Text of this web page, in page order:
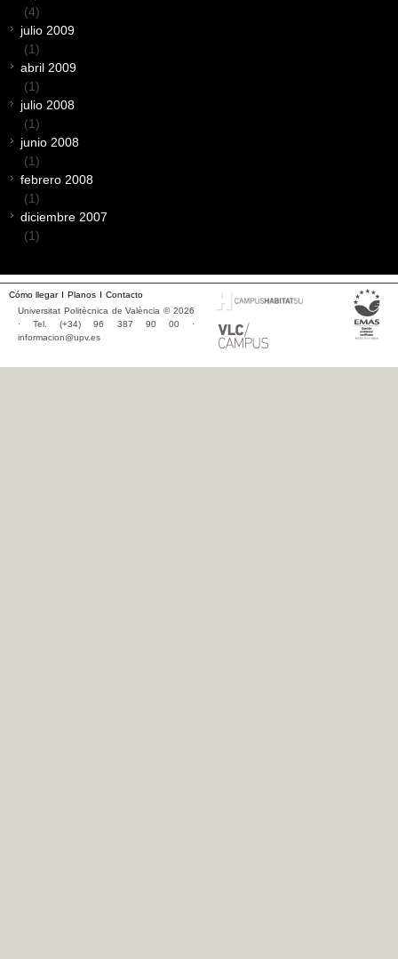
(4)
julio 2009
(1)
abril 2009
(1)
julio 2008
(1)
junio 2008
(1)
febrero 2008
(1)
diciembre 2007
(1)
Cómo llegar Planos
Contacto
Universitat Politècnica de València © 2026
· Tel. (+34) 96 387 90 00 ·
informacion@upv.es